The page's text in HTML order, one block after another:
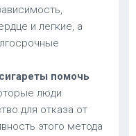
и легкие, а
помочь
люди
для отказа от
этого метода